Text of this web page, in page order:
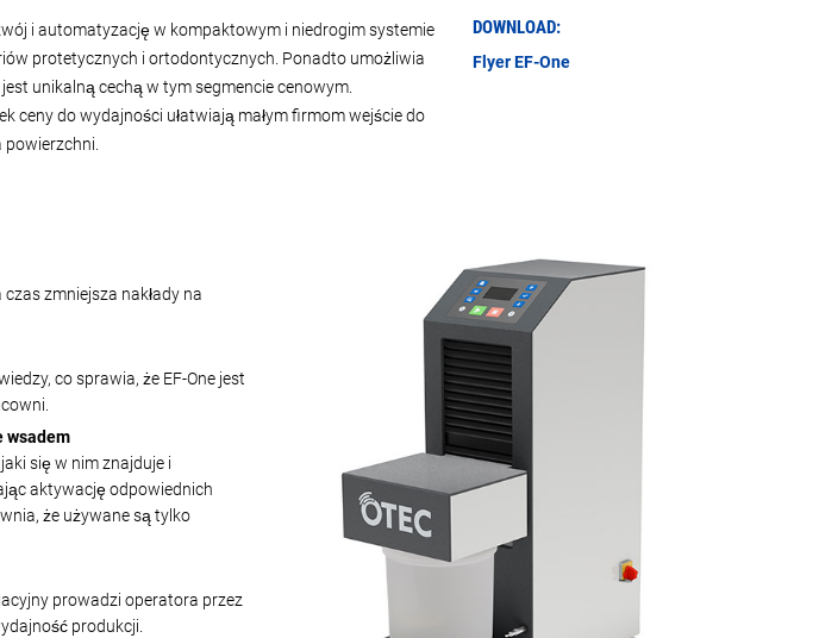
i automatyzację w kompaktowym i niedrogim systemie
protetycznych i ortodontycznych. Ponadto umożliwia
unikalną cechą w tym segmencie cenowym.
ceny do wydajności ułatwiają małym firmom wejście do
DOWNLOAD:
Flyer EF-One
zmniejsza nakłady na
co sprawia, że EF-One jest
wsadem
się w nim znajduje i
aktywację odpowiednich
że używane są tylko
prowadzi operatora przez
produkcji.